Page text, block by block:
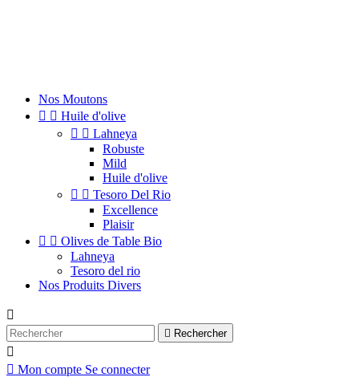
Nos Moutons
  Huile d'olive
  Lahneya
Robuste
Mild
Huile d'olive
  Tesoro Del Rio
Excellence
Plaisir
  Olives de Table Bio
Lahneya
Tesoro del rio
Nos Produits Divers

 Rechercher

 Mon compte Se connecter